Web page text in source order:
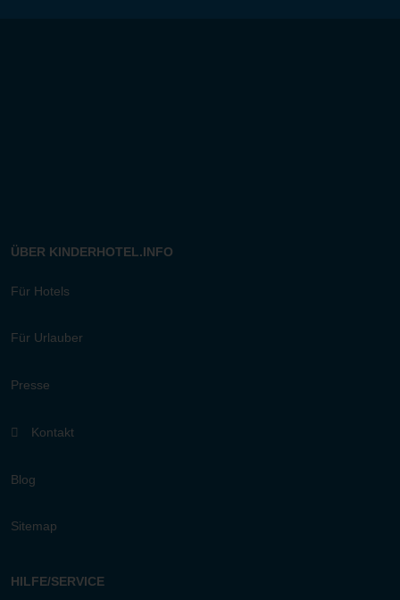
ÜBER KINDERHOTEL.INFO
Für Hotels
Für Urlauber
Presse
Kontakt
Blog
Sitemap
HILFE/SERVICE